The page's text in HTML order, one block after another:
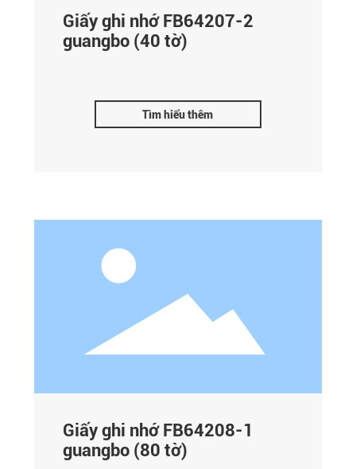
Giấy ghi nhớ FB64207-2
guangbo (40 tờ)
Tìm hiểu thêm
Giấy ghi nhớ FB64208-1
guangbo (80 tờ)